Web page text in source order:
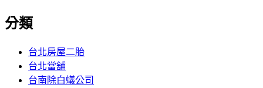
分類
台北房屋二胎
台北當舖
台南除白蟻公司